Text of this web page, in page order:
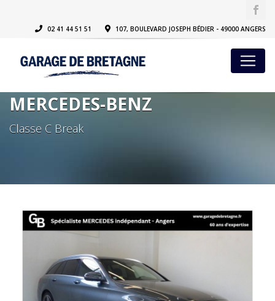
02 41 44 51 51 107, BOULEVARD JOSEPH BÉDIER - 49000 ANGERS
MERCEDES-BENZ
Classe C Break